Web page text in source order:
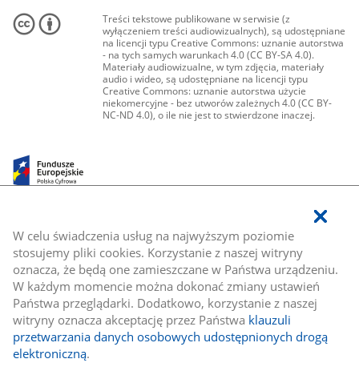
W celu świadczenia usług na najwyższym poziomie
stosujemy pliki cookies. Korzystanie z naszej witryny
oznacza, że będą one zamieszczane w Państwa urządzeniu.
W każdym momencie można dokonać zmiany ustawień
Państwa przeglądarki. Dodatkowo, korzystanie z naszej
witryny oznacza akceptację przez Państwa klauzuli
przetwarzania danych osobowych udostępnionych drogą
elektroniczną.
Treści tekstowe publikowane w serwisie (z
wyłączeniem treści audiowizualnych), są udostępniane
na licencji typu Creative Commons: uznanie autorstwa
- na tych samych warunkach 4.0 (CC BY-SA 4.0).
Materiały audiowizualne, w tym zdjęcia, materiały
audio i wideo, są udostępniane na licencji typu
Creative Commons: uznanie autorstwa użycie
niekomercyjne - bez utworów zależnych 4.0 (CC BY-
NC-ND 4.0), o ile nie jest to stwierdzone inaczej.